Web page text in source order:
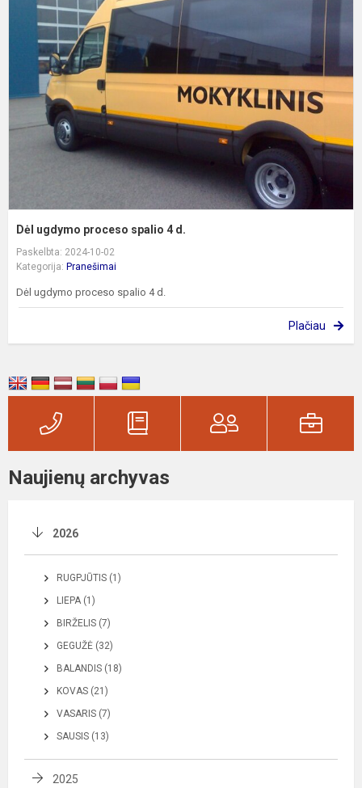
Dėl ugdymo proceso spalio 4 d.
Paskelbta: 2024-10-02
Kategorija: Pranešimai
Dėl ugdymo proceso spalio 4 d.
Plačiau
Naujienų archyvas
2026
RUGPJŪTIS (1)
LIEPA (1)
BIRŽELIS (7)
GEGUŽĖ (32)
BALANDIS (18)
KOVAS (21)
VASARIS (7)
SAUSIS (13)
2025